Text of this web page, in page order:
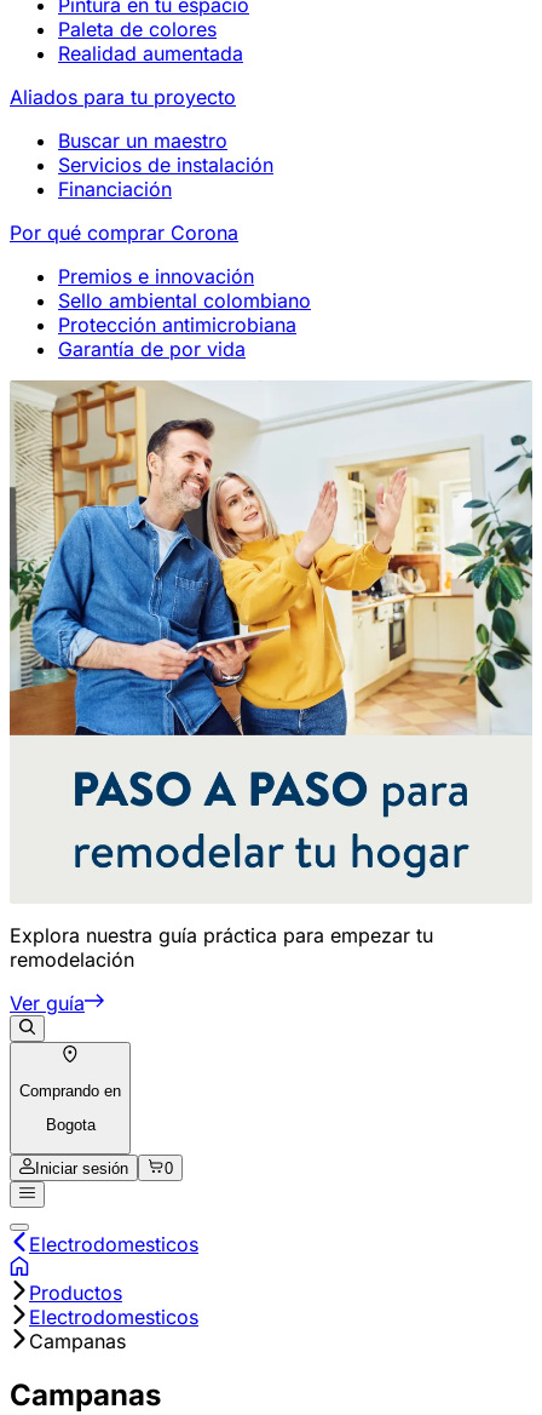
Pintura en tu espacio
Paleta de colores
Realidad aumentada
Aliados para tu proyecto
Buscar un maestro
Servicios de instalación
Financiación
Por qué comprar Corona
Premios e innovación
Sello ambiental colombiano
Protección antimicrobiana
Garantía de por vida
Explora nuestra guía práctica para empezar tu
remodelación
Ver guía
Comprando en
Bogota
Iniciar sesión 0
Electrodomesticos
Productos
Electrodomesticos
Campanas
Campanas